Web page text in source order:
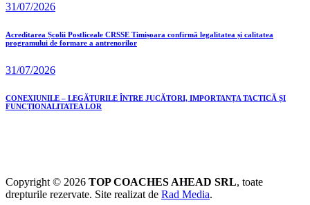
31/07/2026
Acreditarea Școlii Postliceale CRSSE Timișoara confirmă legalitatea și calitatea
programului de formare a antrenorilor
31/07/2026
CONEXIUNILE – LEGĂTURILE ÎNTRE JUCĂTORI, IMPORTANȚA TACTICĂ ȘI
FUNCȚIONALITATEA LOR
Copyright © 2026 TOP COACHES AHEAD SRL, toate
drepturile rezervate. Site realizat de Rad Media.